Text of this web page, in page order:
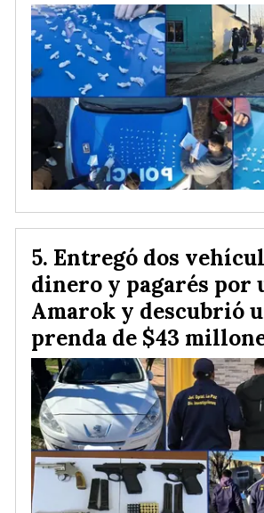
Entregó dos
dinero y pagarés por
Amarok y descubrió
prenda de $43